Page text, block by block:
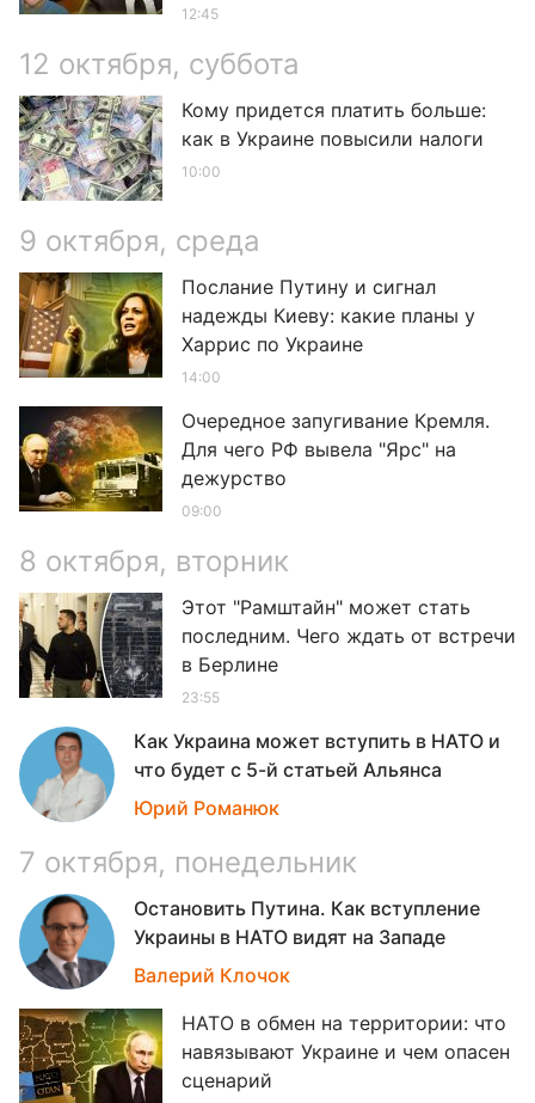
12:45
12 октября, суббота
Кому придется платить больше:
как в Украине повысили налоги
10:00
9 октября, среда
Послание Путину и сигнал
надежды Киеву: какие планы у
Харрис по Украине
14:00
Очередное запугивание Кремля.
Для чего РФ вывела "Ярс" на
дежурство
09:00
8 октября, вторник
Этот "Рамштайн" может стать
последним. Чего ждать от встречи
в Берлине
23:55
Как Украина может вступить в НАТО и
что будет с 5-й статьей Альянса
Юрий Романюк
7 октября, понедельник
Остановить Путина. Как вступление
Украины в НАТО видят на Западе
Валерий Клочок
НАТО в обмен на территории: что
навязывают Украине и чем опасен
сценарий